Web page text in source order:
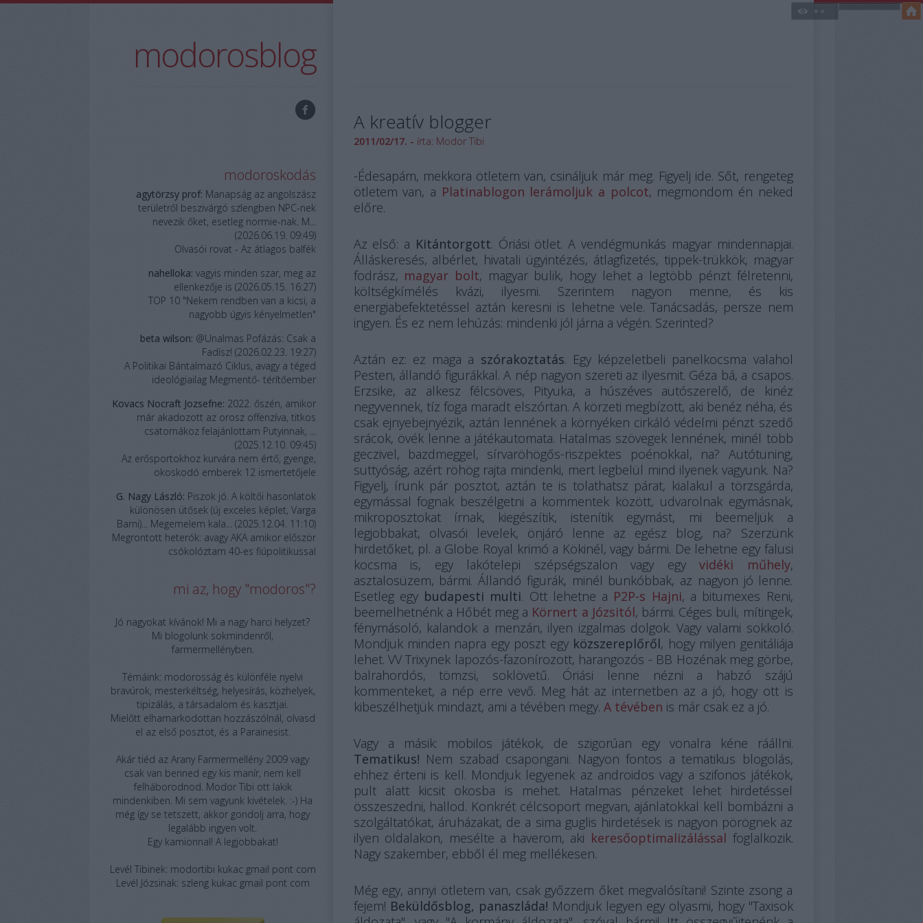
modorosblog
modoroskodás
agytörzsy prof: Manapság az angolszász
területről beszivárgó szlengben NPC-nek
nevezik őket, esetleg normie-nak. M...
(2026.06.19. 09:49)
Olvasói rovat - Az átlagos balfék
nahelloka: vagyis minden szar, meg az
ellenkezője is (2026.05.15. 16:27)
TOP 10 "Nekem rendben van a kicsi, a
nagyobb úgyis kényelmetlen"
beta wilson: @Unalmas Pofázás: Csak a
Fadísz! (2026.02.23. 19:27)
A Politikai Bántalmazó Ciklus, avagy a téged
ideológiailag Megmentő- térítőember
Kovacs Nocraft Jozsefne: 2022. őszén, amikor
már akadozott az orosz offenzíva, titkos
csatornákoz felajánlottam Putyinnak, ...
(2025.12.10. 09:45)
Az erősportokhoz kurvára nem értő, gyenge,
okoskodó emberek 12 ismertetőjele
G. Nagy László: Piszok jó. A költői hasonlatok
különösen ütősek (új exceles képlet, Varga
Barni)... Megemelem kala... (2025.12.04. 11:10)
Megrontott heterók: avagy AKA amikor először
csókolóztam 40-es fiúpolitikussal
mi az, hogy "modoros"?
Jó nagyokat kívánok! Mi a nagy harci helyzet?
Mi blogolunk sokmindenről,
farmermellényben.
Témáink: modorosság és különféle nyelvi
bravúrok, mesterkéltség, helyesírás, közhelyek,
tipizálás, a társadalom és kasztjai.
Mielőtt elhamarkodottan hozzászólnál, olvasd
el az első posztot, és a Parainesist.
Akár tiéd az Arany Farmermellény 2009 vagy
csak van benned egy kis manír, nem kell
felháborodnod. Modor Tibi ott lakik
mindenkiben. Mi sem vagyunk kivételek. :-) Ha
még így se tetszett, akkor gondolj arra, hogy
legalább ingyen volt.
Egy kamionnal! A legjobbakat!
Levél Tibinek: modortibi kukac gmail pont com
Levél Józsinak: szleng kukac gmail pont com
A kreatív blogger
2011/02/17. - írta: Modor Tibi
-Édesapám, mekkora ötletem van, csináljuk már meg. Figyelj ide. Sőt, rengeteg
ötletem van, a Platinablogon lerámoljuk a polcot, megmondom én neked
előre.
Az első: a Kitántorgott. Óriási ötlet. A vendégmunkás magyar mindennapjai.
Álláskeresés, albérlet, hivatali ügyintézés, átlagfizetés, tippek-trükkök, magyar
fodrász, magyar bolt, magyar bulik, hogy lehet a legtöbb pénzt félretenni,
költségkímélés kvázi, ilyesmi. Szerintem nagyon menne, és kis
energiabefektetéssel aztán keresni is lehetne vele. Tanácsadás, persze nem
ingyen. És ez nem lehúzás: mindenki jól járna a végén. Szerinted?
Aztán ez: ez maga a szórakoztatás. Egy képzeletbeli panelkocsma valahol
Pesten, állandó figurákkal. A nép nagyon szereti az ilyesmit. Géza bá, a csapos.
Erzsike, az alkesz félcsöves, Pityuka, a húszéves autószerelő, de kinéz
negyvennek, tíz foga maradt elszórtan. A körzeti megbízott, aki benéz néha, és
csak ejnyebejnyézik, aztán lennének a környéken cirkáló védelmi pénzt szedő
srácok, övék lenne a játékautomata. Hatalmas szövegek lennének, minél több
geczivel, bazdmeggel, sírvaröhögős-riszpektes poénokkal, na? Autótuning,
suttyóság, azért röhög rajta mindenki, mert legbelül mind ilyenek vagyunk. Na?
Figyelj, írunk pár posztot, aztán te is tolathatsz párat, kialakul a törzsgárda,
egymással fognak beszélgetni a kommentek között, udvarolnak egymásnak,
mikroposztokat írnak, kiegészítik, istenítik egymást, mi beemeljük a
legjobbakat, olvasói levelek, önjáró lenne az egész blog, na? Szerzünk
hirdetőket, pl. a Globe Royal krimó a Kökinél, vagy bármi. De lehetne egy falusi
kocsma is, egy lakótelepi szépségszalon vagy egy vidéki műhely,
asztalosüzem, bármi. Állandó figurák, minél bunkóbbak, az nagyon jó lenne.
Esetleg egy budapesti multi. Ott lehetne a P2P-s Hajni, a bitumexes Reni,
beemelhetnénk a Hőbét meg a Körnert a Józsitól, bármi. Céges buli, mítingek,
fénymásoló, kalandok a menzán, ilyen izgalmas dolgok. Vagy valami sokkoló.
Mondjuk minden napra egy poszt egy közszereplőről, hogy milyen genitáliája
lehet. VV Trixynek lapozós-fazonírozott, harangozós - BB Hozénak meg görbe,
balrahordós, tömzsi, soklövetű. Óriási lenne nézni a habzó szájú
kommenteket, a nép erre vevő. Meg hát az internetben az a jó, hogy ott is
kibeszélhetjük mindazt, ami a tévében megy. A tévében is már csak ez a jó.
Vagy a másik: mobilos játékok, de szigorúan egy vonalra kéne ráállni.
Tematikus! Nem szabad csapongani. Nagyon fontos a tematikus blogolás,
ehhez érteni is kell. Mondjuk legyenek az androidos vagy a szifonos játékok,
pult alatt kicsit okosba is mehet. Hatalmas pénzeket lehet hirdetéssel
összeszedni, hallod. Konkrét célcsoport megvan, ajánlatokkal kell bombázni a
szolgáltatókat, áruházakat, de a sima guglis hirdetések is nagyon pörögnek az
ilyen oldalakon, mesélte a haverom, aki keresőoptimalizálással foglalkozik.
Nagy szakember, ebből él meg mellékesen.
Még egy, annyi ötletem van, csak győzzem őket megvalósítani! Szinte zsong a
fejem! Beküldősblog, panaszláda! Mondjuk legyen egy olyasmi, hogy "Taxisok